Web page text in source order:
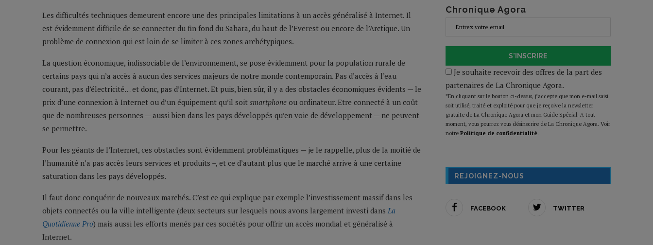
Les difficultés techniques demeurent encore une des principales limitations à un accès généralisé à Internet. Il
est évidemment difficile de se connecter du fin fond du Sahara, du haut de l’Everest ou encore de l’Arctique. Un
problème de connexion qui est loin de se limiter à ces zones archétypiques.
La question économique, indissociable de l’environnement, se pose évidemment pour la population rurale de
certains pays qui n’a accès à aucun des services majeurs de notre monde contemporain. Pas d’accès à l’eau
courant, pas d’électricité… et donc, pas d’Internet. Et puis, bien sûr, il y a des obstacles économiques évidents — le
prix d’une connexion à Internet ou d’un équipement qu’il soit smartphone ou ordinateur. Etre connecté à un coût
que de nombreuses personnes — aussi bien dans les pays développés qu’en voie de développement — ne peuvent
se permettre.
Pour les géants de l’Internet, ces obstacles sont évidemment problématiques — je le rappelle, plus de la moitié de
l’humanité n’a pas accès leurs services et produits –, et ce d’autant plus que le marché arrive à une certaine
saturation dans les pays développés.
Il faut donc conquérir de nouveaux marchés. C’est ce qui explique par exemple l’investissement massif dans les
objets connectés ou la ville intelligente (deux secteurs sur lesquels nous avons largement investi dans La
Quotidienne Pro) mais aussi les efforts menés par ces sociétés pour offrir un accès mondial et généralisé à
Internet.
Chronique Agora
S'INSCRIRE
Je souhaite recevoir des offres de la part des
partenaires de La Chronique Agora.
*En cliquant sur le bouton ci-dessus, j’accepte que mon e-mail saisi
soit utilisé, traité et exploité pour que je reçoive la newsletter
gratuite de La Chronique Agora et mon Guide Spécial. A tout
moment, vous pourrez vous désinscrire de La Chronique Agora. Voir
notre Politique de confidentialité.
REJOIGNEZ-NOUS
FACEBOOK TWITTER